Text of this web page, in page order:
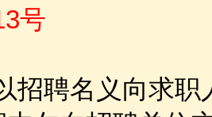
号
招聘名义向求职